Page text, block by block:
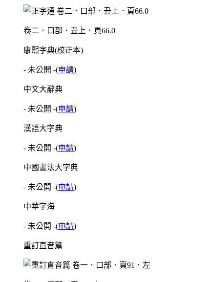
卷二．口部．丑上．頁66.0
康熙字典(校正本)
- 未公開 -(申請)
中文大辭典
- 未公開 -(申請)
漢語大字典
- 未公開 -(申請)
中國書法大字典
- 未公開 -(申請)
中華字海
- 未公開 -(申請)
重訂直音篇